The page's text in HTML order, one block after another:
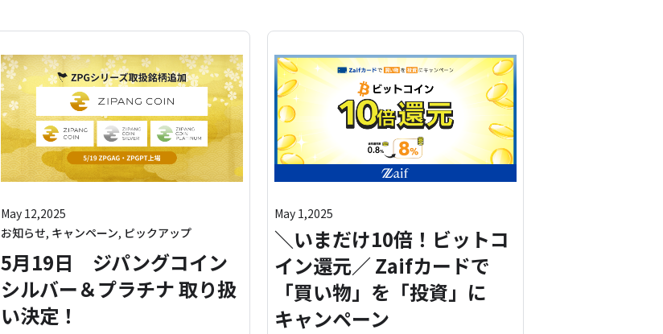
May 12,2025
お知らせ, キャンペーン, ピックアップ
5月19日 ジパングコイン
シルバー＆プラチナ 取り扱
い決定！
May 1,2025
＼いまだけ10倍！ビットコ
イン還元／ Zaifカードで
「買い物」を「投資」に
キャンペーン